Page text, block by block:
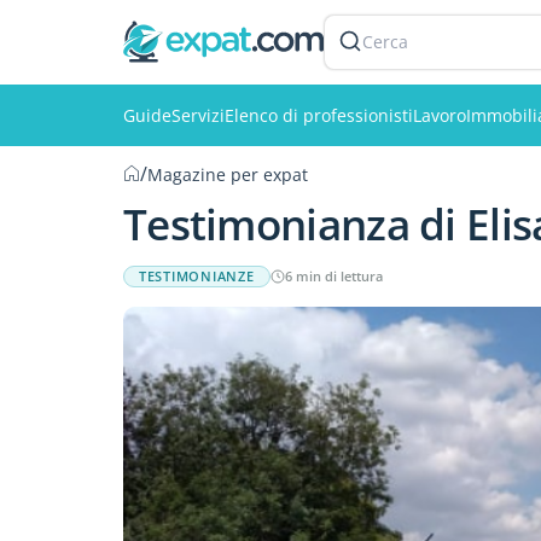
Cerca
GuideServiziElenco di professionistiLavoro
/Magazine per expat
Testimonianza di
TESTIMONIANZE 6 min di lettura